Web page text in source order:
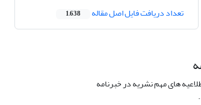
تعداد دریافت فایل اصل مقاله 1,638
های مهم نشریه در خبرنامه